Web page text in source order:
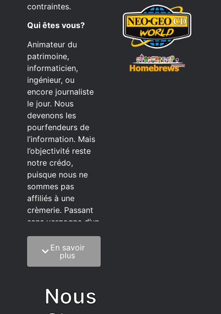
contraintes.
Qui êtes vous?
Animateur du
patrimoine,
informaticien,
ingénieur, ou
encore journaliste
le jour. Nous
devenons les
pourfendeurs de
l’information. Mais
l’objectivité reste
notre crédo,
puisque nous ne
sommes pas
affiliés à une
crèmerie. Passant
sans vergogne d’un
C’est quoi notre
méthode?
sagesse de la
vieillesse à une
En savoir
plus
Nous